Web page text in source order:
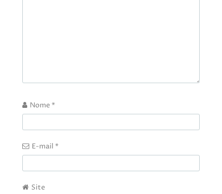
Nome *
E-mail *
Site